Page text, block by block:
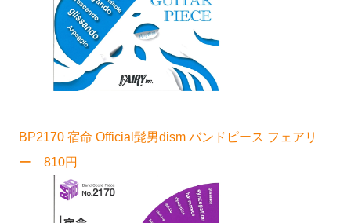
BP2170 宿命 Official髭男dism バンドピース フェアリ
ー 810円